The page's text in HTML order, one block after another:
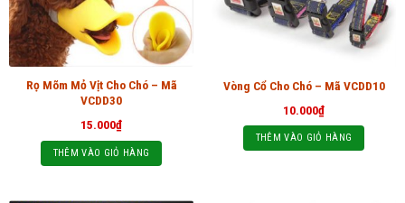
Rọ Mõm Mỏ Vịt Cho Chó – Mã
VCDD30
15.000₫
THÊM VÀO GIỎ HÀNG
Vòng Cổ Cho Chó – Mã VCDD10
10.000₫
THÊM VÀO GIỎ HÀNG